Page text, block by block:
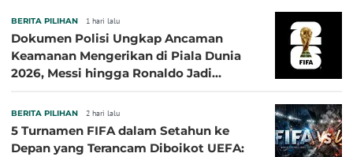
BERITA PILIHAN 1 hari lalu
Dokumen Polisi Ungkap Ancaman
Keamanan Mengerikan di Piala Dunia
2026, Messi hingga Ronaldo Jadi
BERITA PILIHAN 2 hari lalu
5 Turnamen FIFA dalam Setahun ke
Depan yang Terancam Diboikot UEFA: